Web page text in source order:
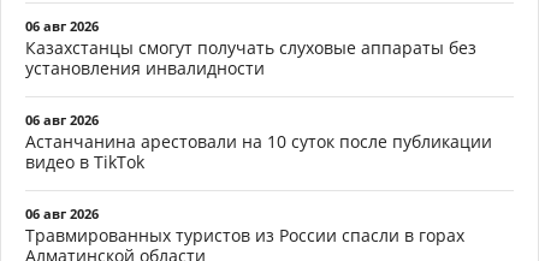
06 авг 2026
Казахстанцы смогут получать слуховые аппараты без
установления инвалидности
06 авг 2026
Астанчанина арестовали на 10 суток после публикации
видео в TikTok
06 авг 2026
Травмированных туристов из России спасли в горах
Алматинской области